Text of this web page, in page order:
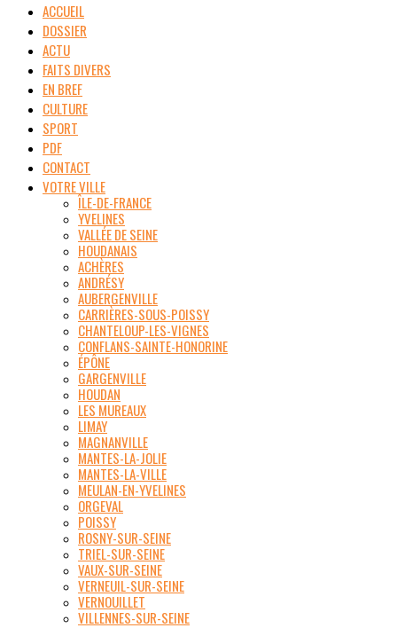
ACCUEIL
DOSSIER
ACTU
FAITS DIVERS
EN BREF
CULTURE
SPORT
PDF
CONTACT
VOTRE VILLE
ÎLE-DE-FRANCE
YVELINES
VALLÉE DE SEINE
HOUDANAIS
ACHÈRES
ANDRÉSY
AUBERGENVILLE
CARRIÈRES-SOUS-POISSY
CHANTELOUP-LES-VIGNES
CONFLANS-SAINTE-HONORINE
ÉPÔNE
GARGENVILLE
HOUDAN
LES MUREAUX
LIMAY
MAGNANVILLE
MANTES-LA-JOLIE
MANTES-LA-VILLE
MEULAN-EN-YVELINES
ORGEVAL
POISSY
ROSNY-SUR-SEINE
TRIEL-SUR-SEINE
VAUX-SUR-SEINE
VERNEUIL-SUR-SEINE
VERNOUILLET
VILLENNES-SUR-SEINE